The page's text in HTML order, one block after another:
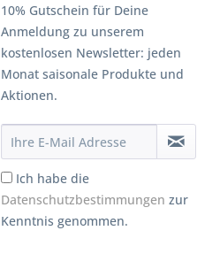
10% Gutschein für Deine
Anmeldung zu unserem
kostenlosen Newsletter: jeden
Monat saisonale Produkte und
Aktionen.
Ich habe die
Datenschutzbestimmungen zur
Kenntnis genommen.